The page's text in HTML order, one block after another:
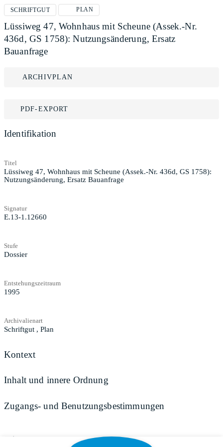
SCHRIFTGUT PLAN
Lüssiweg 47, Wohnhaus mit Scheune (Assek.-Nr.
436d, GS 1758): Nutzungsänderung, Ersatz
Bauanfrage
ARCHIVPLAN
PDF-EXPORT
Identifikation
Titel
Lüssiweg 47, Wohnhaus mit Scheune (Assek.-Nr. 436d, GS 1758):
Nutzungsänderung, Ersatz Bauanfrage
Signatur
E.13-1.12660
Stufe
Dossier
Entstehungszeitraum
1995
Archivalienart
Schriftgut , Plan
Kontext
Inhalt und innere Ordnung
Zugangs- und Benutzungsbestimmungen
Teilen